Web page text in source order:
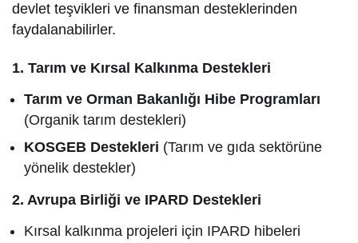
devlet teşvikleri ve finansman desteklerinden
faydalanabilirler.
1. Tarım ve Kırsal Kalkınma Destekleri
Tarım ve Orman Bakanlığı Hibe Programları
(Organik tarım destekleri)
KOSGEB Destekleri (Tarım ve gıda sektörüne
yönelik destekler)
2. Avrupa Birliği ve IPARD Destekleri
Kırsal kalkınma projeleri için IPARD hibeleri